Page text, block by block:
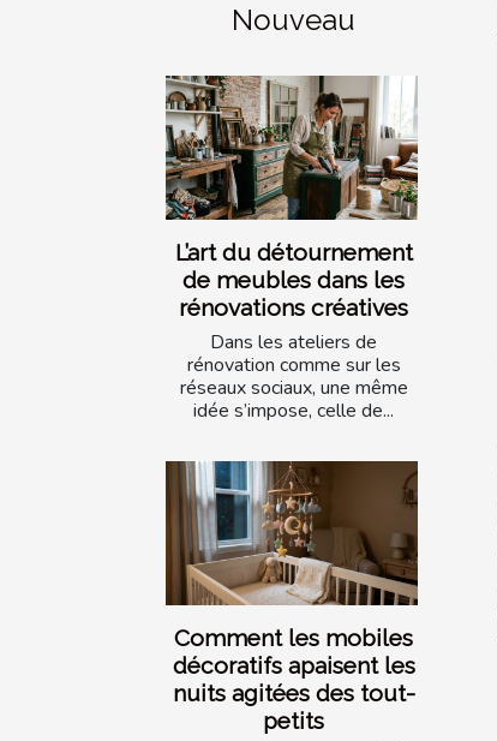
Nouveau
L’art du détournement
de meubles dans les
rénovations créatives
Dans les ateliers de
rénovation comme sur les
réseaux sociaux, une même
idée s’impose, celle de...
Comment les mobiles
décoratifs apaisent les
nuits agitées des tout-
petits